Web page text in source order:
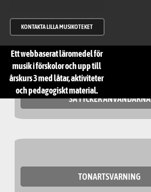
KONTAKTA LILLA MUSIKOTEKET
Ett webbaserat läromedel för
musik i förskolor och upp till
årskurs 3 med låtar, aktiviteter
och pedagogiskt material.
SÅ TYCKER ANVÄNDARNA
TONARTSVARNING